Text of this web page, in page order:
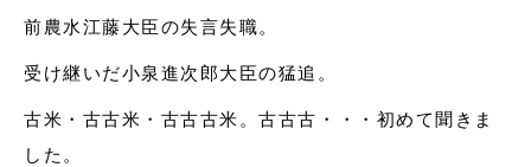
前農水江藤大臣の失言失職。
受け継いだ小泉進次郎大臣の猛追。
古米・古古米・古古古米。古古古・・・初めて聞きま
した。